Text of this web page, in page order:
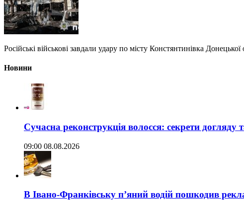
Російські військові завдали удару по місту Констянтинівка
Новини
Сучасна реконструкція волосся: секрети догляду
09:00 08.08.2026
В Івано-Франківську п’яний водій пошкодив